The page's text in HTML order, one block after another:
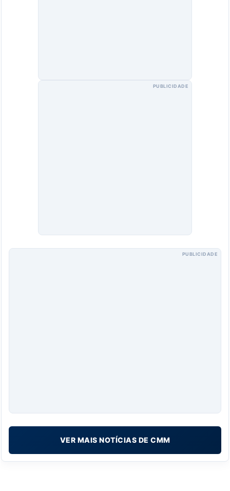
PUBLICIDADE
PUBLICIDADE
VER MAIS NOTÍCIAS DE CMM